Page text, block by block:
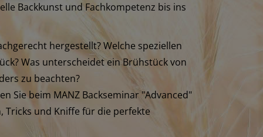
Backkunst und Fachkompetenz bis ins
hergestellt? Welche speziellen
Was unterscheidet ein Brühstück von
zu beachten?
Sie beim MANZ Backseminar "Advanced"
Tricks und Kniffe für die perfekte